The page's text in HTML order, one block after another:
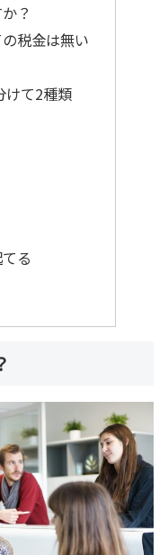
？
税金は無い
けて2種類
る